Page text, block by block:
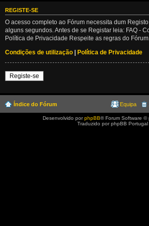
REGISTE-SE
O acesso completo ao Fórum necessita dum
alguns segundos. Antes de se Registar leia: FAQ -
Política de Privacidade Respeite as regras do Fórum.
Condições de utilização | Política de Privacidade
Registe-se
Índice do Fórum Equipa
Desenvolvido porphpBB® Forum Software ©
Traduzido por phpBB Portugal